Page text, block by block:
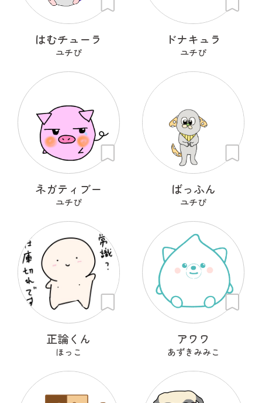
はむチューラ
ユチぴ
ドナキュラ
ユチぴ
ネガティブー
ユチぴ
ばっふん
ユチぴ
正論くん
ほっこ
アワワ
あずきみみこ